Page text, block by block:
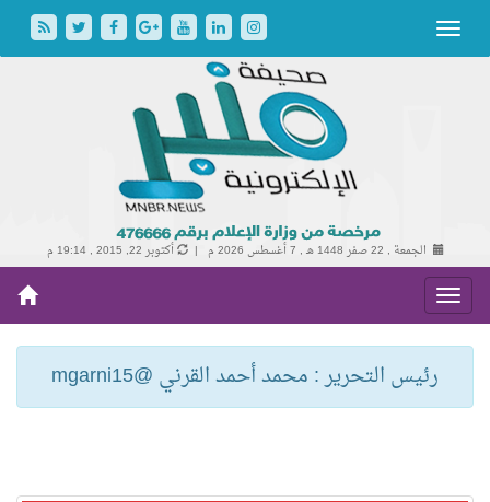
الجمعة , 22 صفر 1448 هـ , 7 أغسطس 2026 م | أكتوبر 22, 2015 , 19:14 م
رئيس التحرير : محمد أحمد القرني @mgarni15